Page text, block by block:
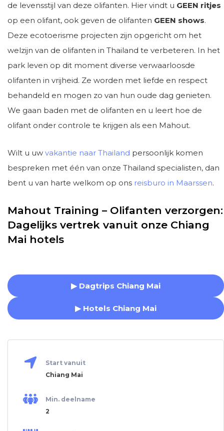
de levensstijl van deze olifanten. Hier vindt u GEEN ritjes
op een olifant, ook geven de olifanten GEEN shows.
Deze ecotoerisme projecten zijn opgericht om het
welzijn van de olifanten in Thailand te verbeteren. In het
park leven op dit moment diverse verwaarloosde
olifanten in vrijheid. Ze worden met liefde en respect
behandeld en mogen zo van hun oude dag genieten.
We gaan baden met de olifanten en u leert hoe de
olifant onder controle te krijgen als een Mahout.
Wilt u uw vakantie naar Thailand persoonlijk komen
bespreken met één van onze Thailand specialisten, dan
bent u van harte welkom op ons reisburo in Maarssen.
Mahout Training – Olifanten verzorgen:
Dagelijks vertrek vanuit onze Chiang
Mai hotels
▶ Dagtrips Chiang Mai
▶ Hotels Chiang Mai
Start vanuit
Chiang Mai
Min. deelname
2